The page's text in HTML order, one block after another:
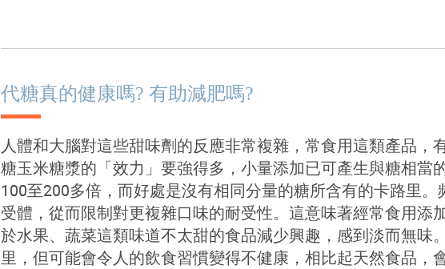
代糖真的健康嗎? 有助減肥嗎?
人體和大腦對這些甜味劑的反應非常複雜，常食用這類產品
糖玉米糖漿的「效力」要強得多，小量添加已可產生與糖相當
100至200多倍，而好處是沒有相同分量的糖所含有的卡路里
受體，從而限制對更複雜口味的耐受性。這意味著經常食用
於水果、蔬菜這類味道不太甜的食品減少興趣，感到淡而無味
里，但可能會令人的飲食習慣變得不健康，相比起天然食品，